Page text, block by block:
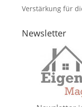
Verstärkung für
Newsletter